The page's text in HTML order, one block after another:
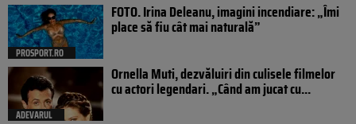
PROSPORT.RO
FOTO. Irina Deleanu, imagini incendiare: „Îmi
place să fiu cât mai naturală”
ADEVARUL
Ornella Muti, dezvăluiri din culisele filmelor
cu actori legendari. „Când am jucat cu...